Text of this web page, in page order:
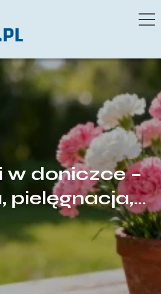
w doniczce –
pielęgnacja,